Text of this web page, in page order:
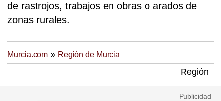
de rastrojos, trabajos en obras o arados de
zonas rurales.
Murcia.com Región de Murcia
Región